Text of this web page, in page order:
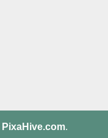
PixaHive.com.